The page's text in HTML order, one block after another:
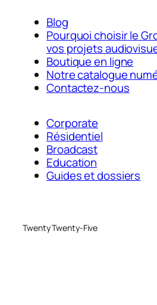
Blog
Pourquoi choisir le
vos projets
Boutique en ligne
Notre catalogue
Contactez-nous
Corporate
Résidentiel
Broadcast
Education
Guides et dossiers
Twenty Twenty-Five